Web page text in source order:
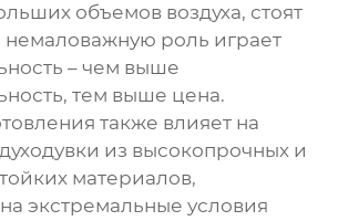
объемов воздуха, стоят
роль играет
– чем выше
тем выше цена.
также влияет на
из высокопрочных и
материалов,
экстремальные условия